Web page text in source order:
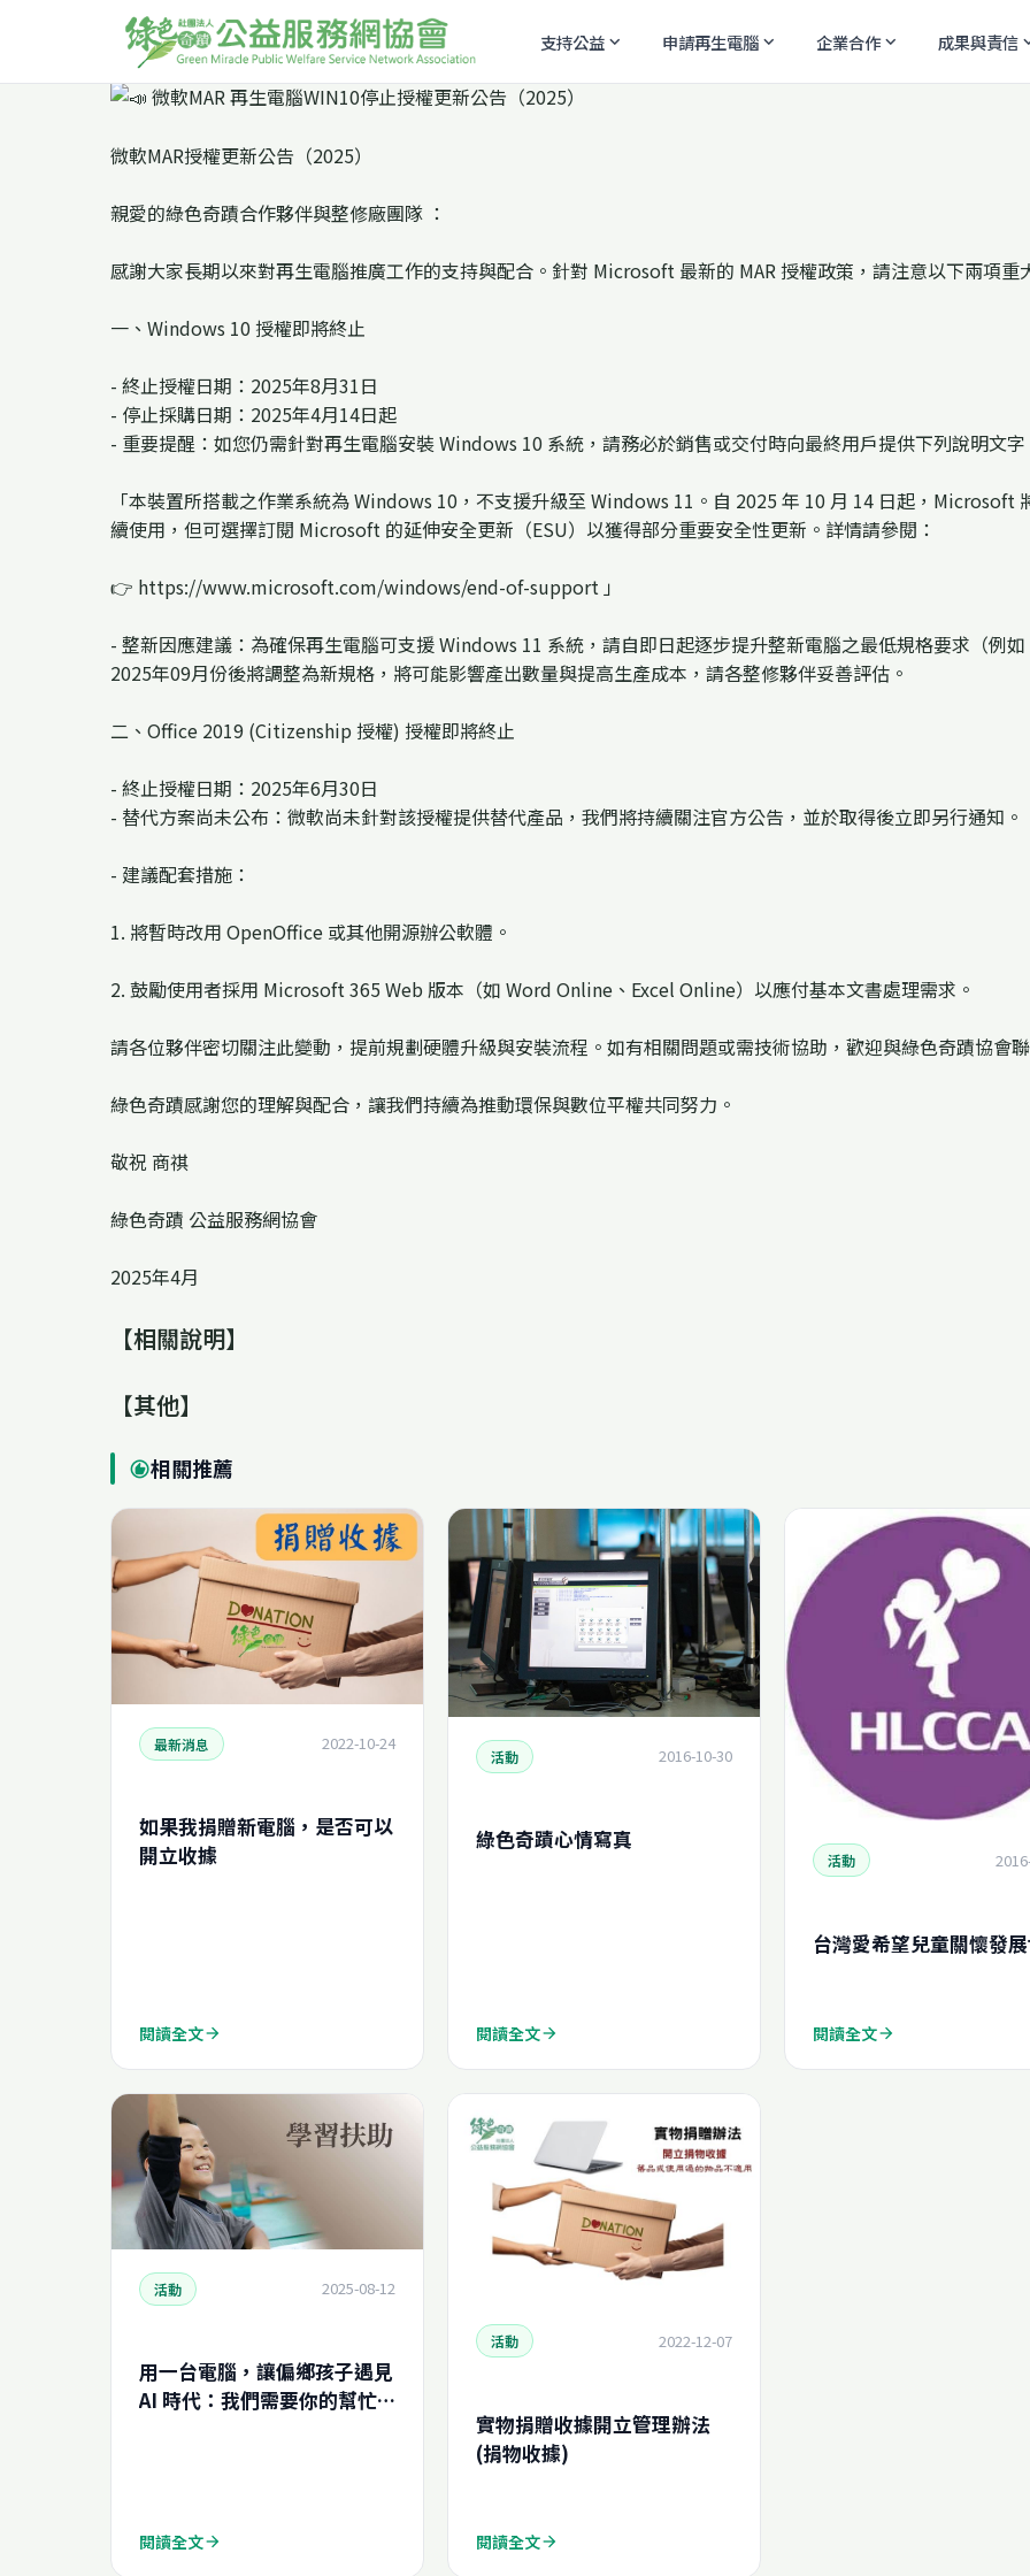
支持公益expand_more 申請再生電腦expand_more 企業合作expand_more 成果與責信
微軟MAR授權更新公告（2025）
親愛的綠色奇蹟合作夥伴與整修廠團隊 ：
感謝大家長期以來對再生電腦推廣工作的支持與配合。針對 Microsoft 最新的 MAR 授權政策，請注意以下兩項
一、Windows 10 授權即將終止
- 終止授權日期：2025年8月31日
- 停止採購日期：2025年4月14日起
- 重要提醒：如您仍需針對再生電腦安裝 Windows 10 系統，請務必於銷售或交付時向最終用戶提供下列說明文
「本裝置所搭載之作業系統為 Windows 10，不支援升級至 Windows 11。自 2025 年 10 月 14 日起，
續使用，但可選擇訂閱 Microsoft 的延伸安全更新（ESU）以獲得部分重要安全性更新。詳情請參閱：
👉 https://www.microsoft.com/windows/end-of-support 」
- 整新因應建議：為確保再生電腦可支援 Windows 11 系統，請自即日起逐步提升整新電腦之最低規格要求（例
2025年09月份後將調整為新規格，將可能影響產出數量與提高生產成本，請各整修夥伴妥善評估。
二、Office 2019 (Citizenship 授權) 授權即將終止
- 終止授權日期：2025年6月30日
- 替代方案尚未公布：微軟尚未針對該授權提供替代產品，我們將持續關注官方公告，並於取得後立即另行通知。
- 建議配套措施：
1. 將暫時改用 OpenOffice 或其他開源辦公軟體。
2. 鼓勵使用者採用 Microsoft 365 Web 版本（如 Word Online、Excel Online）以應付基本文書處理需求。
請各位夥伴密切關注此變動，提前規劃硬體升級與安裝流程。如有相關問題或需技術協助，歡迎與綠色奇蹟協會
綠色奇蹟感謝您的理解與配合，讓我們持續為推動環保與數位平權共同努力。
敬祝 商祺
綠色奇蹟 公益服務網協會
2025年4月
【相關說明】
【其他】
recommend相關推薦
最新消息 2022-10-24
如果我捐贈新電腦，是否可以
開立收據
閱讀全文arrow_forward
活動 2016-10-30
綠色奇蹟心情寫真
閱讀全文arrow_forward
活動
台灣愛希望兒童關懷發
閱讀全文arrow_forward
活動 2025-08-12
用一台電腦，讓偏鄉孩子遇見
AI 時代：我們需要你的幫忙
閱讀全文arrow_forward
活動 2022-12-07
實物捐贈收據開立管理辦法
(捐物收據)
閱讀全文arrow_forward